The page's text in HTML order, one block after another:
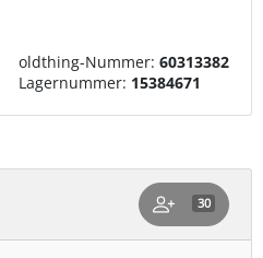
oldthing-Nummer: 60313382
Lagernummer: 15384671
30